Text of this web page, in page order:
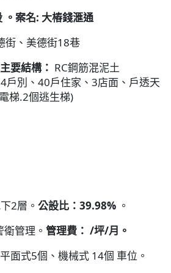
。案名: 大樁錢滙通
街、美德街18巷
要結構： RC鋼筋混泥土
戶別、40戶住家、3店面、戶透天
梯.2個逃生梯)
2層。 公設比：39.98% 。
管理。 管理費： /坪/月。
面式5個、機械式 14個 車位。